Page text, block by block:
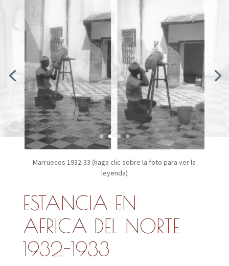
Marruecos 1932-33 (haga clic sobre la foto para ver la
leyenda)
ESTANCIA EN
AFRICA DEL NORTE
1932-1933